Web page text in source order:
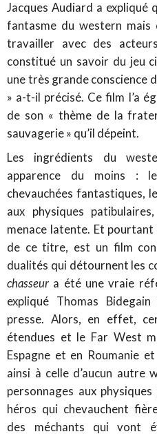
Jacques Audiard a expliqué
fantasme du western mais
travailler avec des
constitué un savoir du jeu
une très grande conscience
» a-t-il précisé. Ce film l’a
de son « thème de la
sauvagerie » qu’il dépeint.
Les ingrédients du
apparence du moins :
chevauchées fantastiques,
aux physiques
menace latente. Et pourtant
de ce titre, est un film
dualités qui détournent les
chasseur a été une vraie
expliqué Thomas
presse. Alors, en effet,
étendues et le Far West
Espagne et en Roumanie
ainsi à celle d’aucun autre
personnages aux
héros qui chevauchent
des méchants qui vont